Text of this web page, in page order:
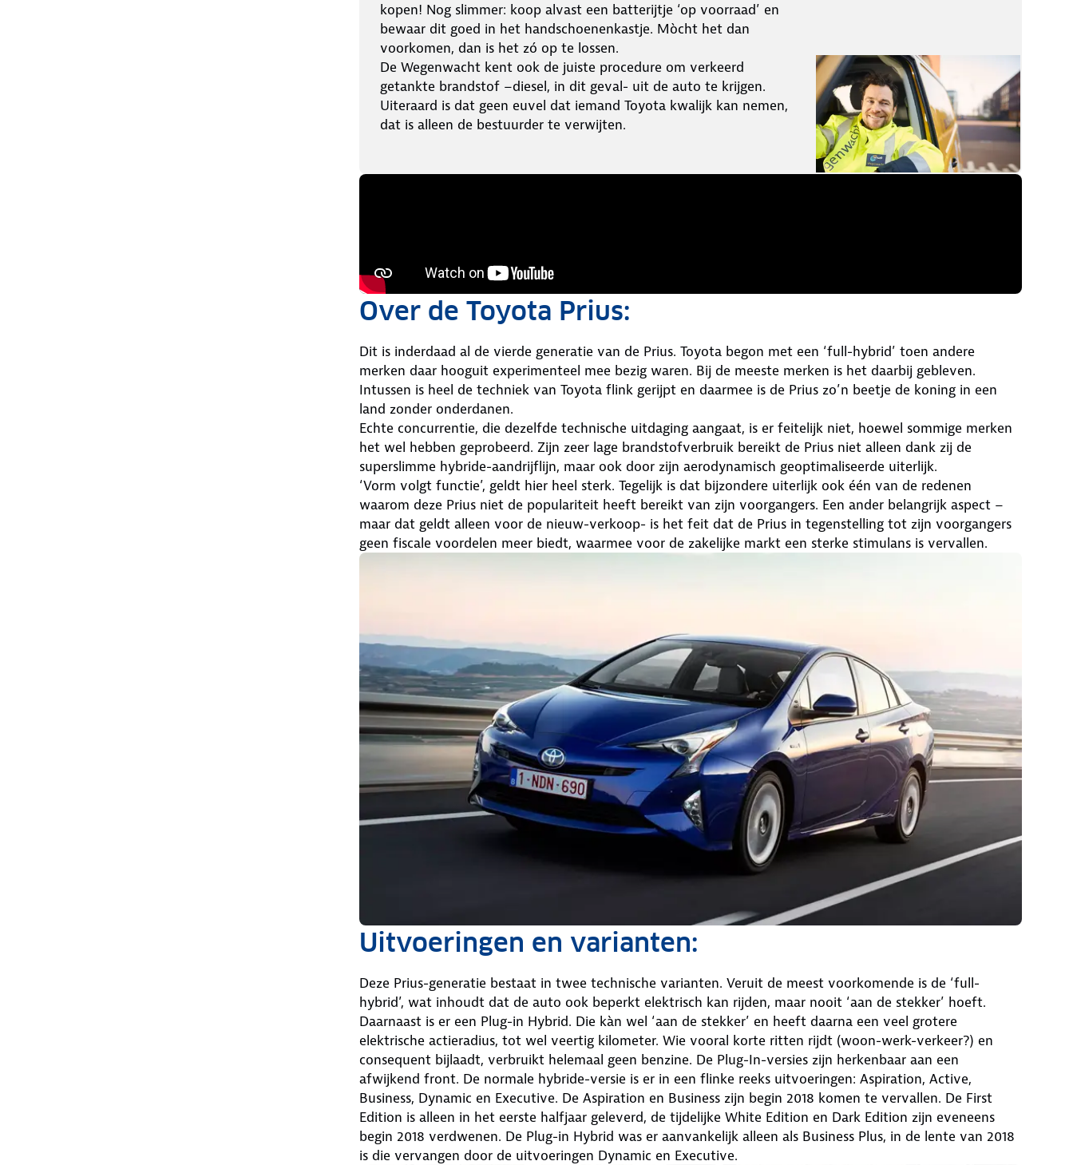
kopen! Nog slimmer: koop alvast een batterijtje ‘op voorraad’ en
bewaar dit goed in het handschoenenkastje. Mòcht het dan
voorkomen, dan is het zó op te lossen.
De Wegenwacht kent ook de juiste procedure om verkeerd
getankte brandstof –diesel, in dit geval- uit de auto te krijgen.
Uiteraard is dat geen euvel dat iemand Toyota kwalijk kan nemen,
dat is alleen de bestuurder te verwijten.
Over de Toyota Prius:
Dit is inderdaad al de vierde generatie van de Prius. Toyota begon met een ‘full-hybrid’ toen andere
merken daar hooguit experimenteel mee bezig waren. Bij de meeste merken is het daarbij gebleven.
Intussen is heel de techniek van Toyota flink gerijpt en daarmee is de Prius zo’n beetje de koning in een
land zonder onderdanen.
Echte concurrentie, die dezelfde technische uitdaging aangaat, is er feitelijk niet, hoewel sommige merken
het wel hebben geprobeerd. Zijn zeer lage brandstofverbruik bereikt de Prius niet alleen dank zij de
superslimme hybride-aandrijflijn, maar ook door zijn aerodynamisch geoptimaliseerde uiterlijk.
‘Vorm volgt functie’, geldt hier heel sterk. Tegelijk is dat bijzondere uiterlijk ook één van de redenen
waarom deze Prius niet de populariteit heeft bereikt van zijn voorgangers. Een ander belangrijk aspect –
maar dat geldt alleen voor de nieuw-verkoop- is het feit dat de Prius in tegenstelling tot zijn voorgangers
geen fiscale voordelen meer biedt, waarmee voor de zakelijke markt een sterke stimulans is vervallen.
Uitvoeringen en varianten:
Deze Prius-generatie bestaat in twee technische varianten. Veruit de meest voorkomende is de ‘full-
hybrid’, wat inhoudt dat de auto ook beperkt elektrisch kan rijden, maar nooit ‘aan de stekker’ hoeft.
Daarnaast is er een Plug-in Hybrid. Die kàn wel ‘aan de stekker’ en heeft daarna een veel grotere
elektrische actieradius, tot wel veertig kilometer. Wie vooral korte ritten rijdt (woon-werk-verkeer?) en
consequent bijlaadt, verbruikt helemaal geen benzine. De Plug-In-versies zijn herkenbaar aan een
afwijkend front. De normale hybride-versie is er in een flinke reeks uitvoeringen: Aspiration, Active,
Business, Dynamic en Executive. De Aspiration en Business zijn begin 2018 komen te vervallen. De First
Edition is alleen in het eerste halfjaar geleverd, de tijdelijke White Edition en Dark Edition zijn eveneens
begin 2018 verdwenen. De Plug-in Hybrid was er aanvankelijk alleen als Business Plus, in de lente van 2018
is die vervangen door de uitvoeringen Dynamic en Executive.